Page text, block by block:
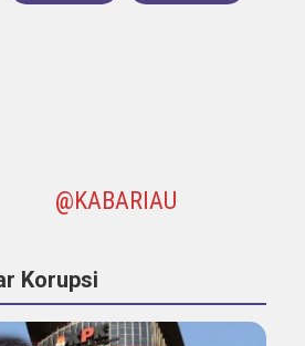
@KABARIAU
Korupsi